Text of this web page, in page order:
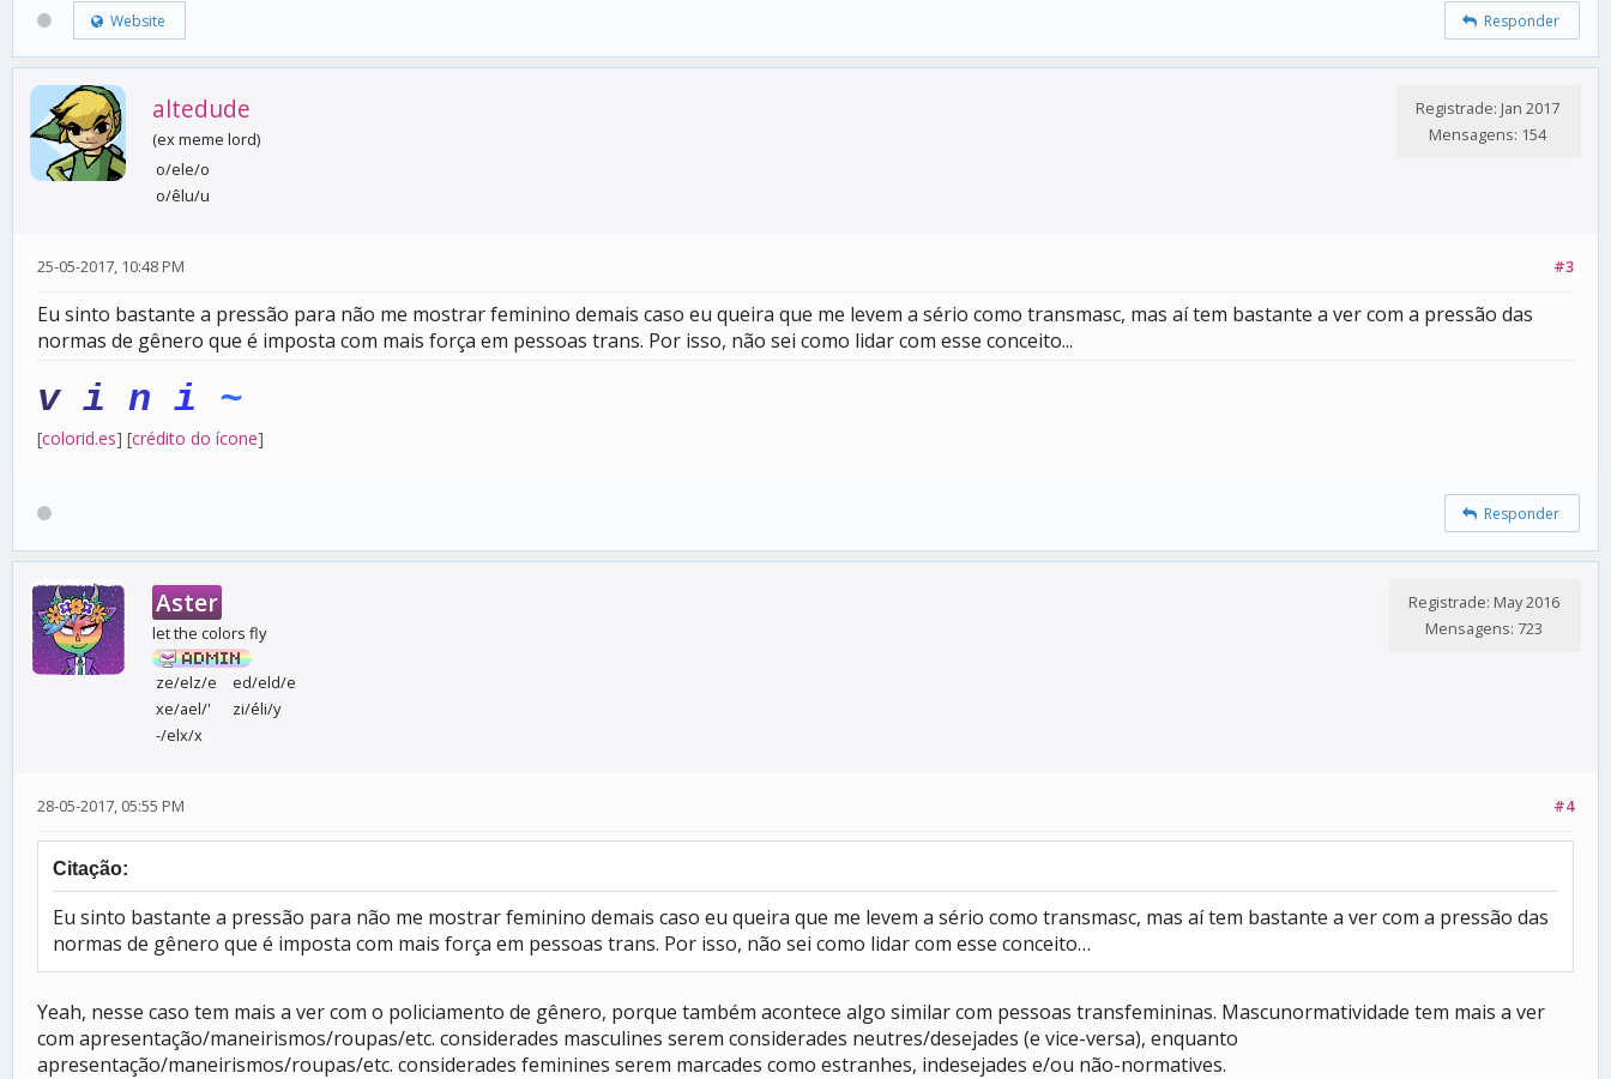
Website Responder
altedude
(ex meme lord)
o/ele/o
o/êlu/u
Registrade: Jan 2017
Mensagens: 154
#3
25-05-2017, 10:48 PM
Eu sinto bastante a pressão para não me mostrar feminino demais caso eu queira que me levem a sério como transmasc, mas aí tem bastante a ver com a pressão das
normas de gênero que é imposta com mais força em pessoas trans. Por isso, não sei como lidar com esse conceito...
v i n i ~
[colorid.es] [crédito do ícone]
Responder
Aster
let the colors fly
ze/elz/e
ed/eld/e
xe/ael/'
zi/éli/y
-/elx/x
Registrade: May 2016
Mensagens: 723
#4
28-05-2017, 05:55 PM
Citação:
Eu sinto bastante a pressão para não me mostrar feminino demais caso eu queira que me levem a sério como transmasc, mas aí tem bastante a ver com a pressão das
normas de gênero que é imposta com mais força em pessoas trans. Por isso, não sei como lidar com esse conceito…
Yeah, nesse caso tem mais a ver com o policiamento de gênero, porque também acontece algo similar com pessoas transfemininas. Mascunormatividade tem mais a ver
com apresentação/maneirismos/roupas/etc. considerades masculines serem considerades neutres/desejades (e vice-versa), enquanto
apresentação/maneirismos/roupas/etc. considerades feminines serem marcades como estranhes, indesejades e/ou não-normatives.